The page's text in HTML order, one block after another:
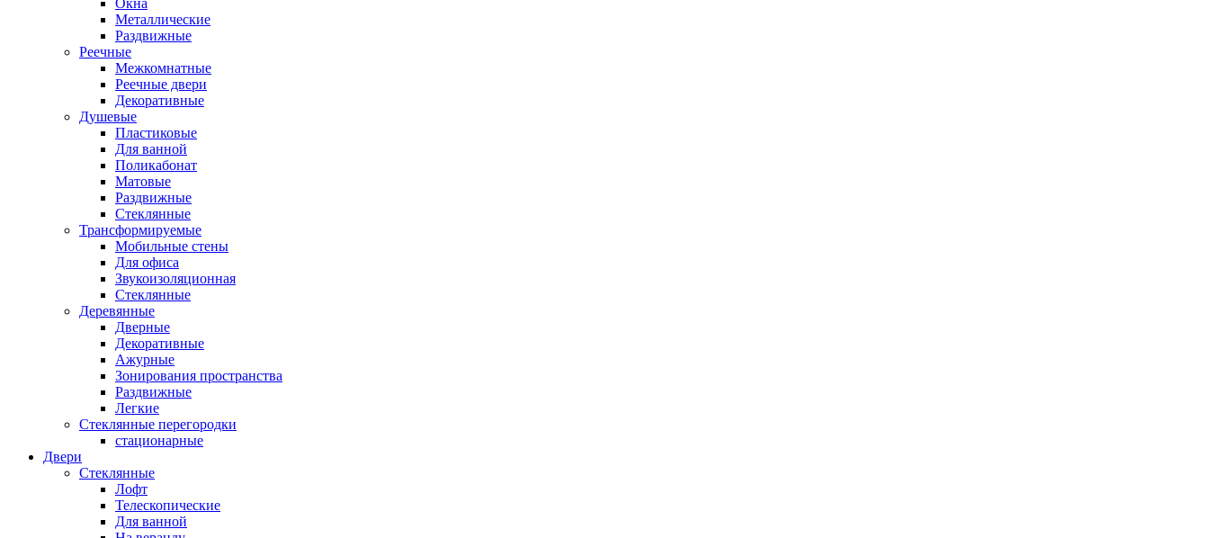
Окна
Металлические
Раздвижные
Реечные
Межкомнатные
Реечные двери
Декоративные
Душевые
Пластиковые
Для ванной
Поликабонат
Матовые
Раздвижные
Стеклянные
Трансформируемые
Мобильные стены
Для офиса
Звукоизоляционная
Стеклянные
Деревянные
Дверные
Декоративные
Ажурные
Зонирования пространства
Раздвижные
Легкие
Стеклянные перегородки
стационарные
Двери
Стеклянные
Лофт
Телескопические
Для ванной